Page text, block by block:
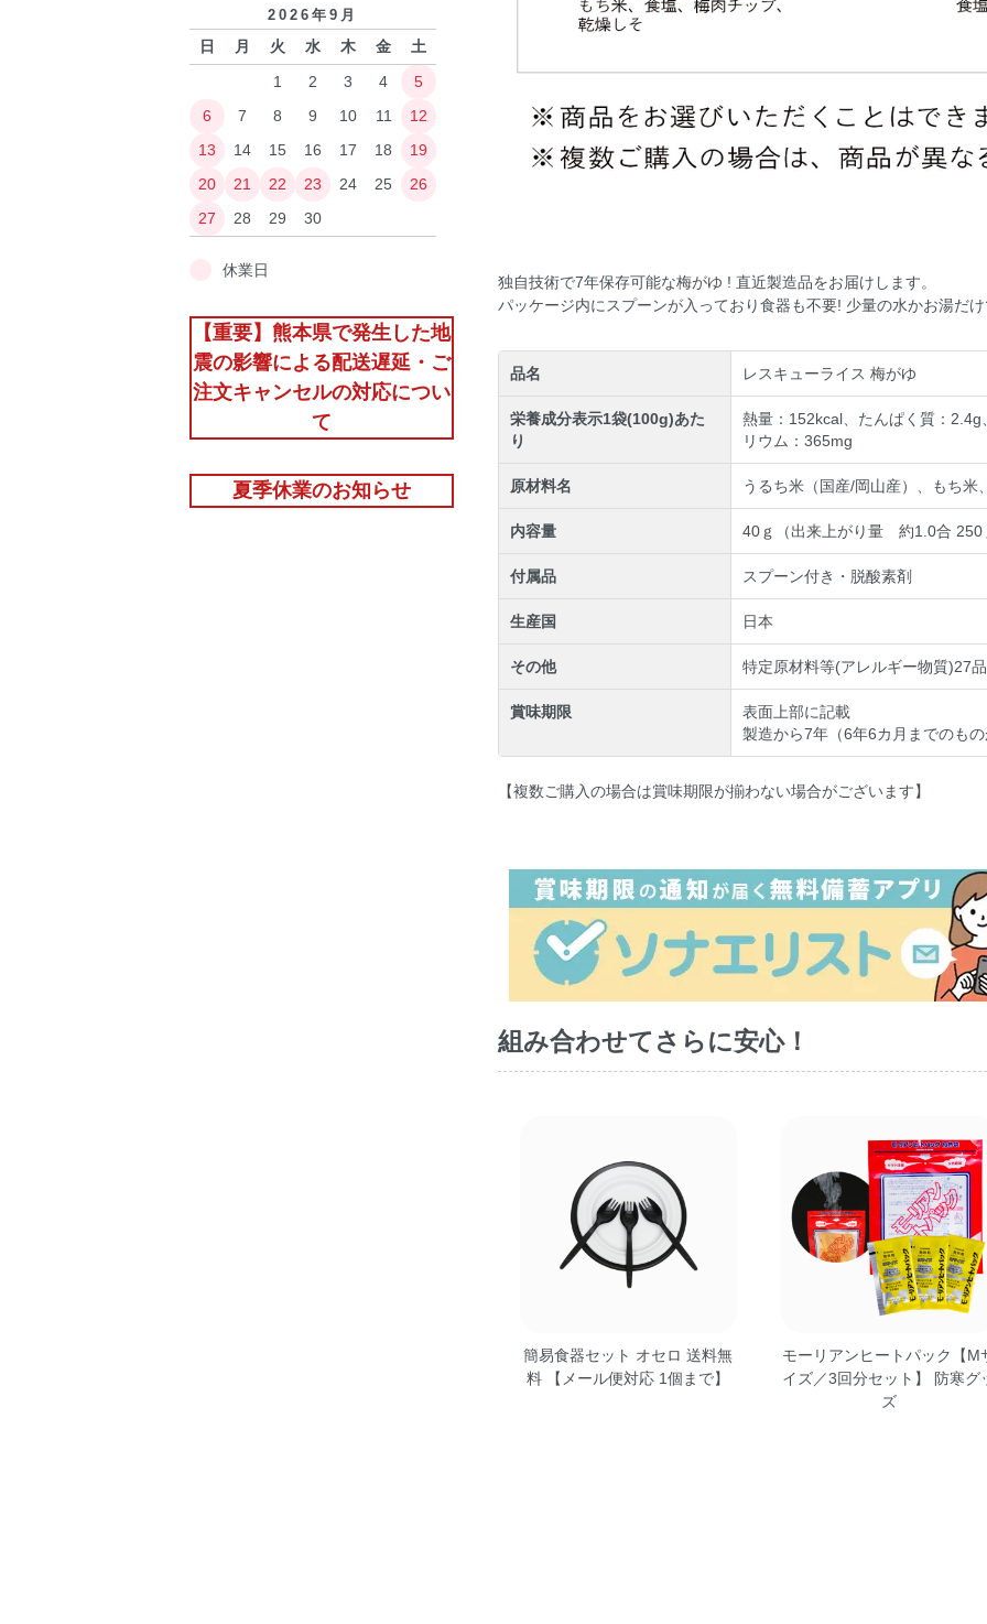
独自技術で7年保存可能な梅がゆ ! 直近製造品をお届けします。
パッケージ内にスプーンが入っており食器も不要! 少量の水かお湯だ
品名 レスキューライス 梅がゆ
栄養成分表示1袋(100g)あた
り
熱量：152kcal、たんぱく質：
リウム：365mg
原材料名 うるち米（国産/岡山産）、もち米
内容量 40ｇ（出来上がり量 約1.0合 250
付属品 スプーン付き・脱酸素剤
生産国 日本
その他 特定原材料等(アレルギー物質)27
賞味期限
表面上部に記載
製造から7年（6年6カ月までのも
【複数ご購入の場合は賞味期限が揃わない場合がございます】
組み合わせてさらに安心！
簡易食器セット オセロ 送料無
料 【メール便対応 1個まで】
モーリアンヒートパック【M
イズ／3回分セット】 防寒グ
ズ
2026年9月
日 月 火 水 木 金
土
1
2 3 4
5
6
7 8 9 10 11
12
13
14 15 16 17 18
19
20
21 22 23 24 25
26
27
28 29 30
休業日
【重要】熊本県で発生した地
震の影響による配送遅延・ご
注文キャンセルの対応につい
て
夏季休業のお知らせ